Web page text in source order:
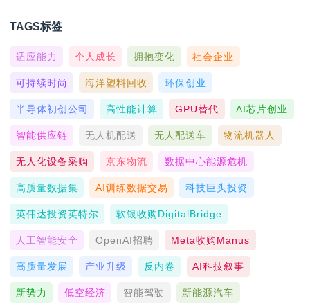
TAGS标签
适应能力 个人成长 拥抱变化 社会企业
可持续时尚 海洋塑料回收 环保创业
半导体初创公司 高性能计算 GPU替代 AI芯片创业
智能供应链 无人机配送 无人配送车 物流机器人
无人化设备采购 京东物流 数据中心能源危机
高质量数据集 AI训练数据交易 科技巨头投资
英伟达投资英特尔 软银收购DigitalBridge
人工智能安全 OpenAI招聘 Meta收购Manus
高质量发展 产业升级 反内卷 AI科技叙事
新势力 低空经济 智能驾驶 新能源汽车